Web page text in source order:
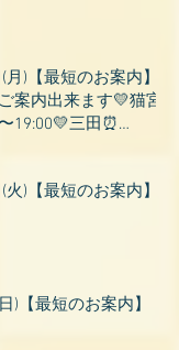
月)【最短のお案内】
案内出来ます💛猫宮
19:00💛三田⏰
火)【最短のお案内】
)【最短のお案内】